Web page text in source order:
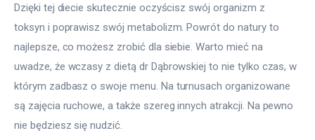
Dzięki tej diecie skutecznie oczyścisz swój organizm z
toksyn i poprawisz swój metabolizm. Powrót do natury to
najlepsze, co możesz zrobić dla siebie. Warto mieć na
uwadze, że wczasy z dietą dr Dąbrowskiej to nie tylko czas, w
którym zadbasz o swoje menu. Na turnusach organizowane
są zajęcia ruchowe, a także szereg innych atrakcji. Na pewno
nie będziesz się nudzić.